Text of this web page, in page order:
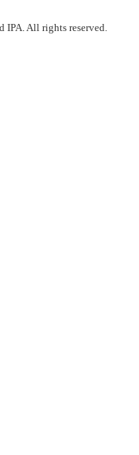
IPA. All rights reserved.